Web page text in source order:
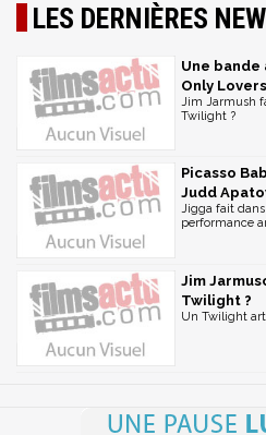
LES DERNIÈRES
Une
Only
Jim Jarmush
Twilight ?
Picasso
Judd
Jigga fait
performance
Jim
Twilight ?
Un Twilight